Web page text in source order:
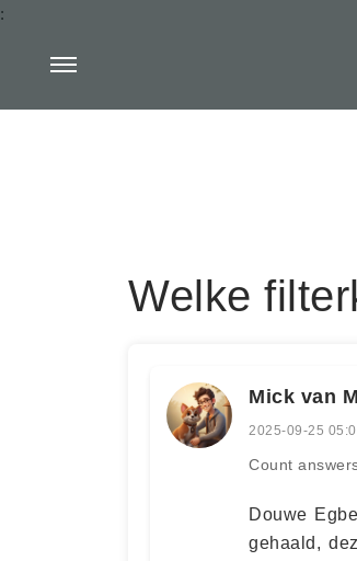
:
Welke
Mick van
2025-09-25
Count
Douwe
gehaald,